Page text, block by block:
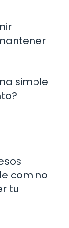
simple
comino
tu